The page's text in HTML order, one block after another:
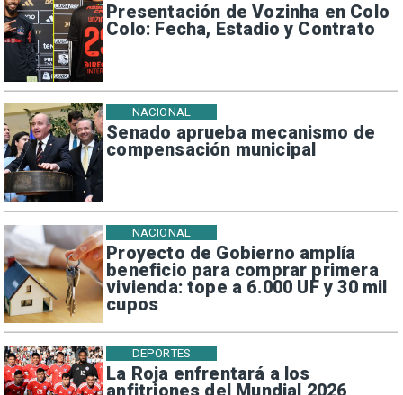
Presentación de Vozinha en Colo
Colo: Fecha, Estadio y Contrato
Senado aprueba mecanismo de
compensación municipal
NACIONAL
Proyecto de Gobierno amplía
beneficio para comprar primera
vivienda: tope a 6.000 UF y 30 mil
cupos
NACIONAL
La Roja enfrentará a los
anfitriones del Mundial 2026
DEPORTES